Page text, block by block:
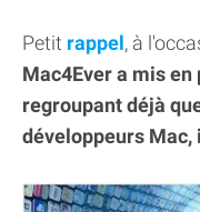
Petit rappel, à
Mac4Ever a mis
regroupant déjà
développeurs Mac,